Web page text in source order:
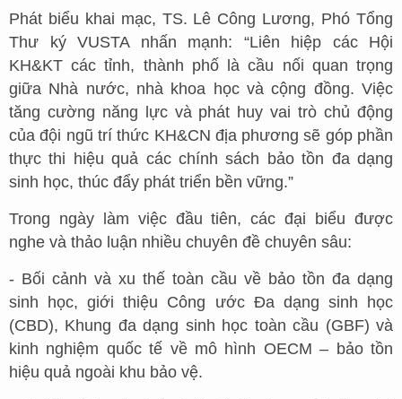
Phát biểu khai mạc, TS. Lê Công Lương, Phó Tổng
Thư ký VUSTA nhấn mạnh: “Liên hiệp các Hội
KH&KT các tỉnh, thành phố là cầu nối quan trọng
giữa Nhà nước, nhà khoa học và cộng đồng. Việc
tăng cường năng lực và phát huy vai trò chủ động
của đội ngũ trí thức KH&CN địa phương sẽ góp phần
thực thi hiệu quả các chính sách bảo tồn đa dạng
sinh học, thúc đẩy phát triển bền vững.”
Trong ngày làm việc đầu tiên, các đại biểu được
nghe và thảo luận nhiều chuyên đề chuyên sâu:
- Bối cảnh và xu thế toàn cầu về bảo tồn đa dạng
sinh học, giới thiệu Công ước Đa dạng sinh học
(CBD), Khung đa dạng sinh học toàn cầu (GBF) và
kinh nghiệm quốc tế về mô hình OECM – bảo tồn
hiệu quả ngoài khu bảo vệ.